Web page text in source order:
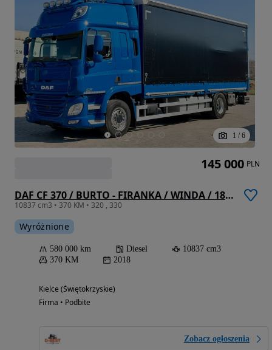
1 / 6
DAF CF 370 / BURTO - FIRANKA / WINDA / 18 EUROPALET / EURO 6 / SYPIALKA / AUTOMAT / SPROWADZONY
10837 cm3 • 370 KM • 320 , 330
Wyróżnione
580 000 km Diesel
10837 cm3
370 KM
2018
Kielce (Świętokrzyskie)
Firma • Podbite
Zobacz ogłoszenia
145 000 PLN